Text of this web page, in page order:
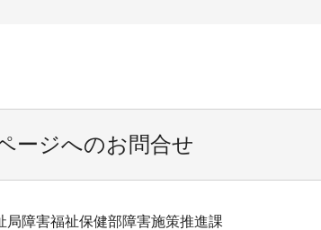
ージへのお問合せ
局障害福祉保健部障害施策推進課